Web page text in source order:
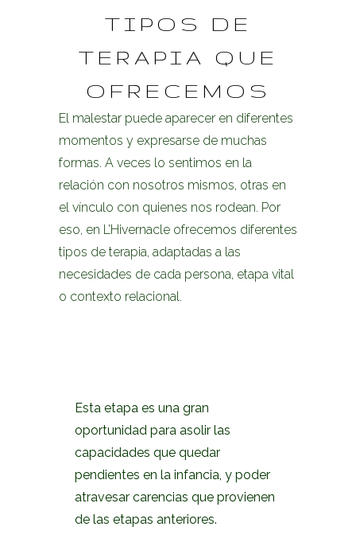
TIPOS DE
TERAPIA QUE
OFRECEMOS
El malestar puede aparecer en diferentes
momentos y expresarse de muchas
formas. A veces lo sentimos en la
relación con nosotros mismos, otras en
el vínculo con quienes nos rodean. Por
eso, en L’Hivernacle ofrecemos diferentes
tipos de terapia, adaptadas a las
necesidades de cada persona, etapa vital
o contexto relacional.
Esta etapa es una gran
oportunidad para asolir las
capacidades que quedar
pendientes en la infancia, y poder
atravesar carencias que provienen
de las etapas anteriores.